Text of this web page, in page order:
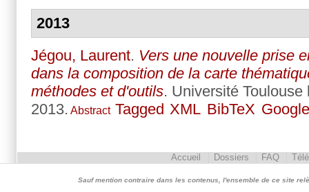
2013
Jégou, Laurent. Vers une nouvelle prise
dans la composition de la carte
méthodes et d'outils. Université
2013. Abstract Tagged XML BibTeX
Accueil Dossiers FAQ
Sauf mention contraire dans les contenus, l'ensemble de ce site